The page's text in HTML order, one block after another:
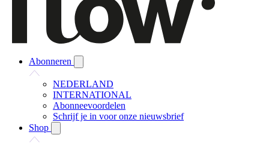
Abonneren
NEDERLAND
INTERNATIONAL
Abonneevoordelen
Schrijf je in voor onze nieuwsbrief
Shop